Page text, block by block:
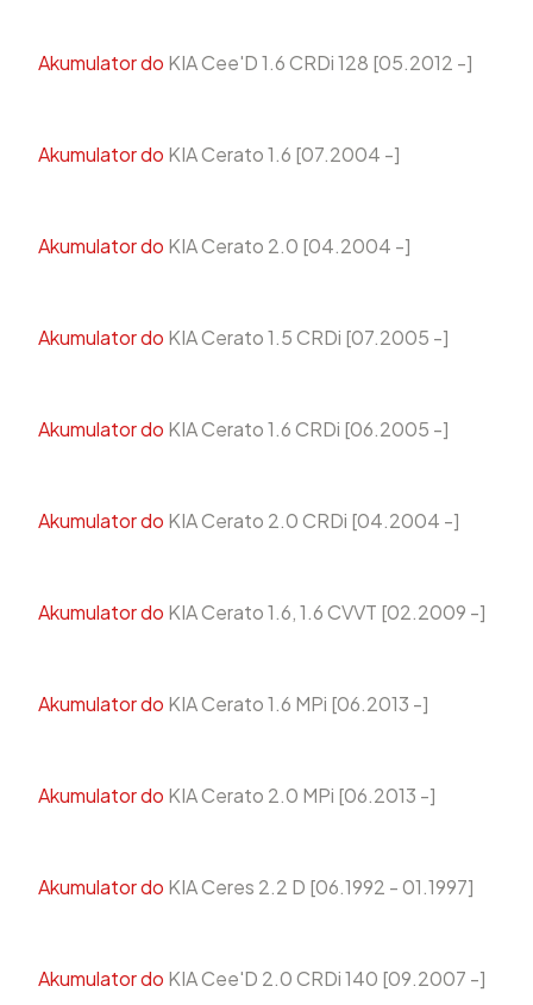
Akumulator do KIA Cee'D 1.6 CRDi 128 [05.2012 -]
Akumulator do KIA Cerato 1.6 [07.2004 -]
Akumulator do KIA Cerato 2.0 [04.2004 -]
Akumulator do KIA Cerato 1.5 CRDi [07.2005 -]
Akumulator do KIA Cerato 1.6 CRDi [06.2005 -]
Akumulator do KIA Cerato 2.0 CRDi [04.2004 -]
Akumulator do KIA Cerato 1.6, 1.6 CVVT [02.2009 -]
Akumulator do KIA Cerato 1.6 MPi [06.2013 -]
Akumulator do KIA Cerato 2.0 MPi [06.2013 -]
Akumulator do KIA Ceres 2.2 D [06.1992 - 01.1997]
Akumulator do KIA Cee'D 2.0 CRDi 140 [09.2007 -]